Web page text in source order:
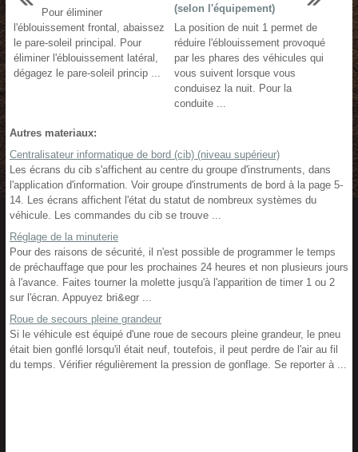
Pour éliminer
l'éblouissement frontal, abaissez
le pare-soleil principal. Pour
éliminer l'éblouissement latéral,
dégagez le pare-soleil princip ...
(selon l'équipement)
La position de nuit 1 permet de
réduire l'éblouissement provoqué
par les phares des véhicules qui
vous suivent lorsque vous
conduisez la nuit. Pour la
conduite ...
Autres materiaux:
Centralisateur informatique de bord (cib) (niveau supérieur)
Les écrans du cib s'affichent au centre du groupe d'instruments, dans
l'application d'information. Voir groupe d'instruments de bord à la page 5-
14. Les écrans affichent l'état du statut de nombreux systèmes du
véhicule. Les commandes du cib se trouve ...
Réglage de la minuterie
Pour des raisons de sécurité, il n'est possible de programmer le temps
de préchauffage que pour les prochaines 24 heures et non plusieurs jours
à l'avance. Faites tourner la molette jusqu'à l'apparition de timer 1 ou 2
sur l'écran. Appuyez bri&egr ...
Roue de secours pleine grandeur
Si le véhicule est équipé d'une roue de secours pleine grandeur, le pneu
était bien gonflé lorsqu'il était neuf, toutefois, il peut perdre de l'air au fil
du temps. Vérifier régulièrement la pression de gonflage. Se reporter à ...